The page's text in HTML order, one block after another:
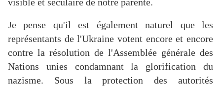
Je pense qu'il est également naturel que les
représentants de l'Ukraine votent encore et encore
contre la résolution de l'Assemblée générale des
Nations unies condamnant la glorification du
nazisme. Sous la protection des autorités